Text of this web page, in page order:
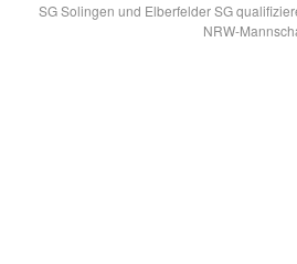
SG Solingen und Elberfelder SG
NRW-